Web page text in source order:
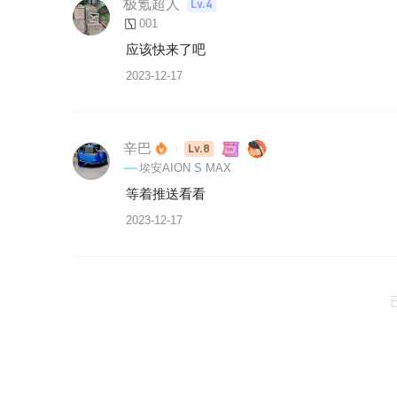
极氪超人 Lv.4
001
应该快来了吧
2023-12-17
辛巴 Lv.8
埃安AION S MAX
等着推送看看
2023-12-17